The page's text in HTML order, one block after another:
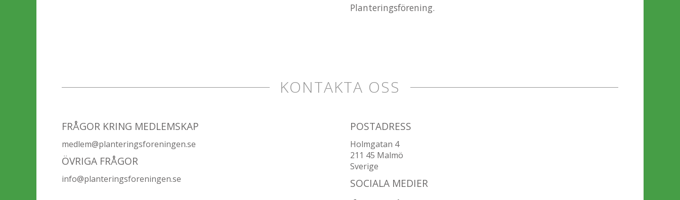
Planteringsförening.
KONTAKTA OSS
FRÅGOR KRING MEDLEMSKAP
medlem@planteringsforeningen.se
ÖVRIGA FRÅGOR
info@planteringsforeningen.se
POSTADRESS
Holmgatan 4
211 45 Malmö
Sverige
SOCIALA MEDIER